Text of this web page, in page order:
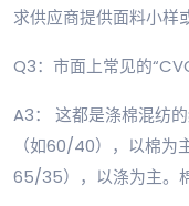
求供应商提供面料小样
Q3：市面上常见的
A3： 这都是涤棉混纺
（如60/40），以棉为
65/35），以涤为主。